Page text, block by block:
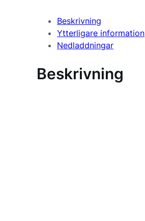
Beskrivning
Ytterligare information
Nedladdningar
Beskrivning